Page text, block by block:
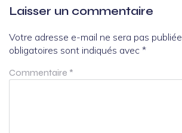
Laisser un commentaire
Votre adresse e-mail ne sera pas publiée.
obligatoires sont indiqués avec *
Commentaire *